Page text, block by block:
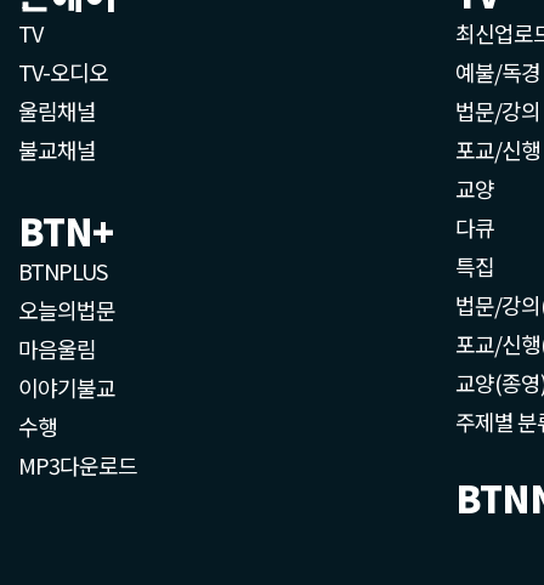
TV
TV-오디오
울림채널
불교채널
BTN+
BTNPLUS
오늘의법문
마음울림
이야기불교
수행
MP3다운로드
최신업로
예불/독경
법문/강의
포교/신행
교양
다큐
특집
법문/강
포교/신
교양(종
주제별 분